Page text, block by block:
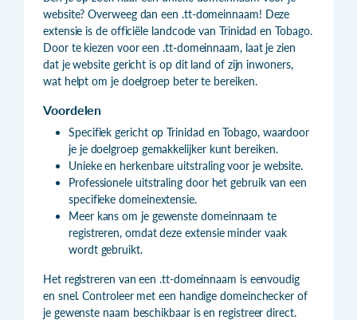
website? Overweeg dan een .tt-domeinnaam! Deze
extensie is de officiële landcode van Trinidad en Tobago.
Door te kiezen voor een .tt-domeinnaam, laat je zien
dat je website gericht is op dit land of zijn inwoners,
wat helpt om je doelgroep beter te bereiken.
Voordelen
Specifiek gericht op Trinidad en Tobago, waardoor
je je doelgroep gemakkelijker kunt bereiken.
Unieke en herkenbare uitstraling voor je website.
Professionele uitstraling door het gebruik van een
specifieke domeinextensie.
Meer kans om je gewenste domeinnaam te
registreren, omdat deze extensie minder vaak
wordt gebruikt.
Het registreren van een .tt-domeinnaam is eenvoudig
en snel. Controleer met een handige domeinchecker of
je gewenste naam beschikbaar is en registreer direct.